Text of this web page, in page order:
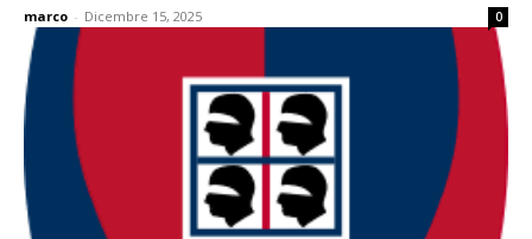
marco - Dicembre 15, 2025 0